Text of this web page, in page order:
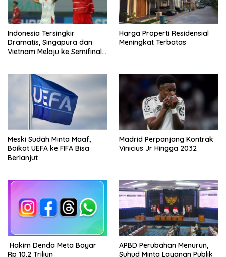
Indonesia Tersingkir
Dramatis, Singapura dan
Vietnam Melaju ke Semifinal
Harga Properti Residensial
Meningkat Terbatas
Meski Sudah Minta Maaf,
Boikot UEFA ke FIFA Bisa
Berlanjut
Madrid Perpanjang Kontrak
Vinicius Jr Hingga 2032
Hakim Denda Meta Bayar
Rp 10,2 Triliun
APBD Perubahan Menurun,
Suhud Minta Layanan Publik